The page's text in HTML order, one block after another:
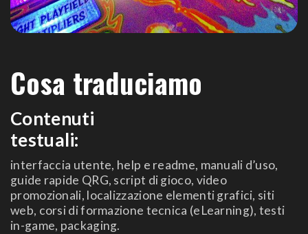
Cosa traduciamo
Contenuti
testuali:
interfaccia utente, help e readme, manuali d’uso,
guide rapide QRG, script di gioco, video
promozionali, localizzazione elementi grafici, siti
web, corsi di formazione tecnica (eLearning), testi
in-game, packaging.